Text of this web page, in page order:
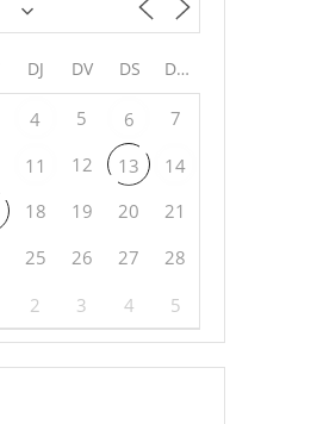
DJ DV DS DG
4 5 6 7
11 12 13
14
18 19 20
21
25 26 27
28
2 3 4 5